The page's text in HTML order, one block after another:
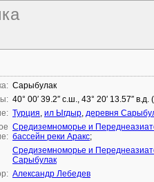
Сарыбулак
40° 00′ 39.2″ с.ш., 43° 20′ 13.57″
Турция, ил Ыгдыр, деревня
Средиземноморье и
бассейн реки Аракс;
Средиземноморье и
Сарыбулак
Александр Лебедев